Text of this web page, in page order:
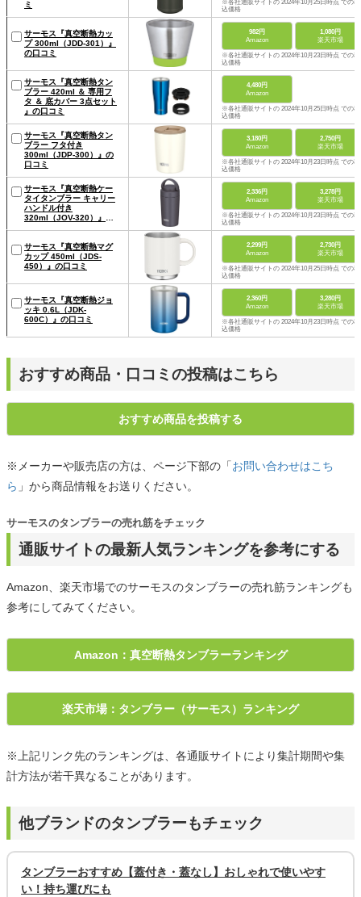
ミ
※各社通販サイトの 2024年10月25日時点 での税
込価格
サーモス『真空断熱カッ
プ 300ml（JDD-301）』
の口コミ
982円
Amazon
1,080円
楽天市場
※各社通販サイトの 2024年10月23日時点 での税
込価格
サーモス『真空断熱タン
ブラー 420ml ＆ 専用フ
タ ＆ 底カバー 3点セット
』の口コミ
4,480円
Amazon
※各社通販サイトの 2024年10月25日時点 での税
込価格
サーモス『真空断熱タン
ブラー フタ付き
300ml（JDP-300）』の
口コミ
3,180円
Amazon
2,750円
楽天市場
※各社通販サイトの 2024年10月23日時点 での税
込価格
サーモス『真空断熱ケー
タイタンブラー キャリー
ハンドル付き
320ml（JOV-320）』の
2,336円
Amazon
3,278円
楽天市場
※各社通販サイトの 2024年10月23日時点 での税
込価格
サーモス『真空断熱マグ
カップ 450ml（JDS-
450）』の口コミ
2,299円
Amazon
2,730円
楽天市場
※各社通販サイトの 2024年10月25日時点 での税
込価格
サーモス『真空断熱ジョ
ッキ 0.6L（JDK-
600C）』の口コミ
2,360円
Amazon
3,280円
楽天市場
※各社通販サイトの 2024年10月23日時点 での税
込価格
おすすめ商品・口コミの投稿はこちら
おすすめ商品を投稿する
※メーカーや販売店の方は、ページ下部の「お問い合わせはこち
ら 」から商品情報をお送りください。
通販サイトの最新人気ランキングを参考にする
サーモスのタンブラーの売れ筋をチェック
Amazon、楽天市場でのサーモスのタンブラーの売れ筋ランキングも
参考にしてみてください。
Amazon：真空断熱タンブラーランキング
楽天市場：タンブラー（サーモス）ランキング
※上記リンク先のランキングは、各通販サイトにより集計期間や集
計方法が若干異なることがあります。
他ブランドのタンブラーもチェック
タンブラーおすすめ【蓋付き・蓋なし】おしゃれで使いやす
い！持ち運びにも